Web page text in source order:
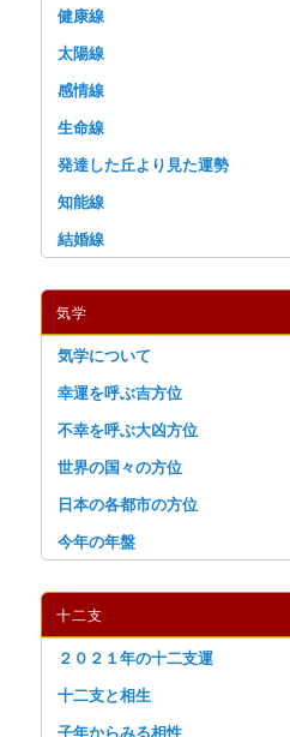
健康線
太陽線
感情線
生命線
発達した丘より見た運勢
知能線
結婚線
気学
気学について
幸運を呼ぶ吉方位
不幸を呼ぶ大凶方位
世界の国々の方位
日本の各都市の方位
今年の年盤
十二支
２０２１年の十二支運
十二支と相生
子年からみる相性